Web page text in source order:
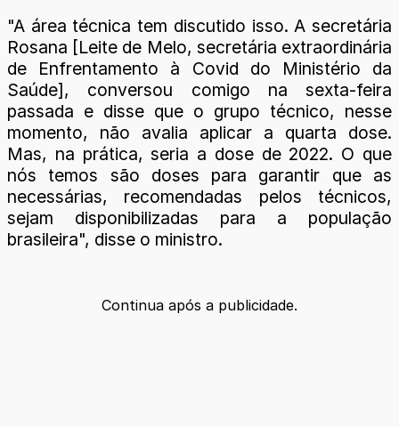
"A área técnica tem discutido isso. A secretária
Rosana [Leite de Melo, secretária extraordinária
de Enfrentamento à Covid do Ministério da
Saúde], conversou comigo na sexta-feira
passada e disse que o grupo técnico, nesse
momento, não avalia aplicar a quarta dose.
Mas, na prática, seria a dose de 2022. O que
nós temos são doses para garantir que as
necessárias, recomendadas pelos técnicos,
sejam disponibilizadas para a população
brasileira", disse o ministro.
Continua após a publicidade.